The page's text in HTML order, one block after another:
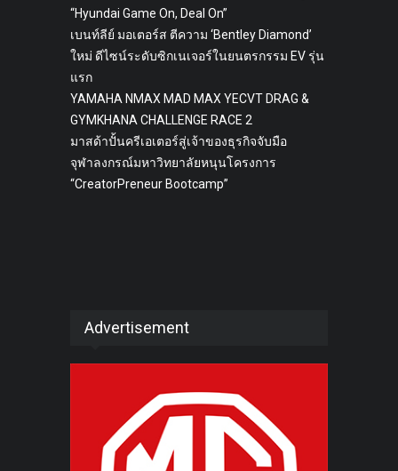
“Hyundai Game On, Deal On”
เบนท์ลีย์ มอเตอร์ส ตีความ ‘Bentley Diamond’
ใหม่ ดีไซน์ระดับซิกเนเจอร์ในยนตรกรรม EV รุ่น
แรก
YAMAHA NMAX MAD MAX YECVT DRAG &
GYMKHANA CHALLENGE RACE 2
มาสด้าปั้นครีเอเตอร์สู่เจ้าของธุรกิจจับมือ
จุฬาลงกรณ์มหาวิทยาลัยหนุนโครงการ
“CreatorPreneur Bootcamp”
Advertisement